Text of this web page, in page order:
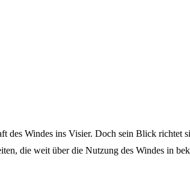
Windes ins Visier. Doch sein Blick richtet
die weit über die Nutzung des Windes in